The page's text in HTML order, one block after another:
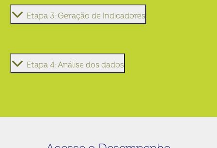
Etapa 3: Geração de Indicadores
Etapa 4: Análise dos dados